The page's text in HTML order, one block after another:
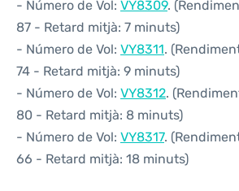
- Número de Vol: VY8309.
87 - Retard mitjà: 7 minuts)
- Número de Vol: VY8311.
74 - Retard mitjà: 9 minuts)
- Número de Vol: VY8312.
80 - Retard mitjà: 8 minuts)
- Número de Vol: VY8317.
66 - Retard mitjà: 18 minuts)